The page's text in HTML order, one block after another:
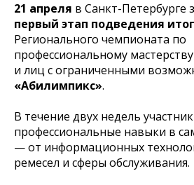
21 апреля в Санкт-Петербурге
первый этап подведения
Регионального чемпионата по
профессиональному
и лиц с ограниченными
«Абилимпикс».
В течение двух недель
профессиональные навыки в
— от информационных
ремесел и сферы обслуживания.